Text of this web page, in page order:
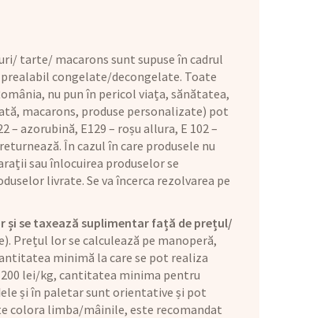
tarte/ macarons sunt supuse în cadrul
congelate/decongelate. Toate
nu pun în pericol viața, sănătatea,
macarons, produse personalizate) pot
azorubină, E129 – roșu allura, E 102 –
În cazul în care produsele nu
sau înlocuirea produselor se
livrate. Se va încerca rezolvarea pe
și se taxează suplimentar față de prețul/
Prețul lor se calculează pe manoperă,
minimă la care se pot realiza
lei/kg, cantitatea minima pentru
și în paletar sunt orientative și pot
colora limba/mâinile, este recomandat